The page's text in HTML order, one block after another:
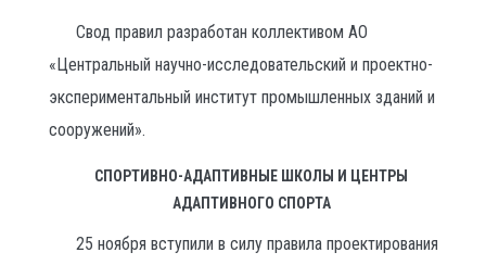
Свод правил разработан коллективом АО
«Центральный научно-исследовательский и проектно-
экспериментальный институт промышленных зданий и
сооружений».
СПОРТИВНО-АДАПТИВНЫЕ ШКОЛЫ И ЦЕНТРЫ
АДАПТИВНОГО СПОРТА
25 ноября вступили в силу правила проектирования